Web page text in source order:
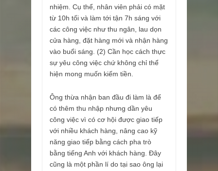
nhiệm. Cụ thể, nhân viên phải có mặt
từ 10h tối và làm tới tận 7h sáng với
các công việc như thu ngân, lau dọn
cửa hàng, đặt hàng mới và nhận hàng
vào buổi sáng. (2) Cần học cách thực
sự yêu công việc chứ không chỉ thể
hiện mong muốn kiếm tiền.
Ông thừa nhận ban đầu đi làm là để
có thêm thu nhập nhưng dần yêu
công việc vì có cơ hội được giao tiếp
với nhiều khách hàng, nâng cao kỹ
năng giao tiếp bằng cách pha trò
bằng tiếng Anh với khách hàng. Đây
cũng là một phần lí do tại sao ông lại